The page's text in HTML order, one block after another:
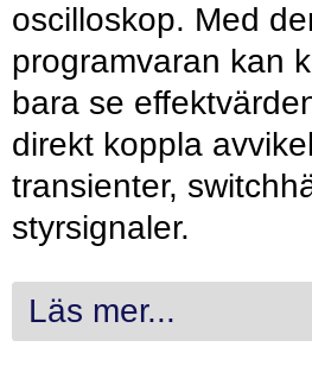
oscilloskop. Med
programvaran kan
bara se
direkt koppla
transienter,
styrsignaler.
Läs mer...